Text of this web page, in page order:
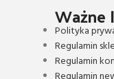
Ważne
Polityka
Regulamin
Regulamin